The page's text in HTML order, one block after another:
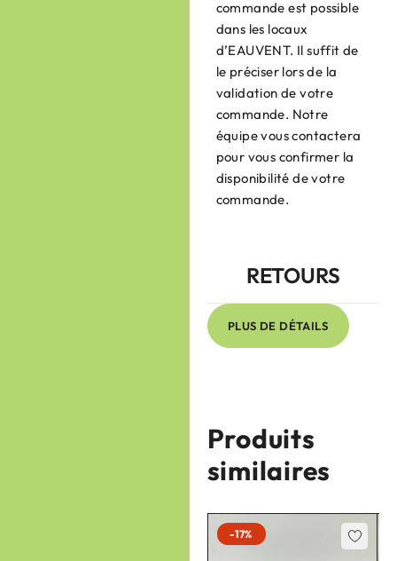
RETOURS
commande est possible
dans les locaux
d’EAUVENT. Il suffit de
le préciser lors de la
validation de votre
commande. Notre
équipe vous contactera
pour vous confirmer la
disponibilité de votre
commande.
PLUS DE DÉTAILS
Produits
similaires
-17%